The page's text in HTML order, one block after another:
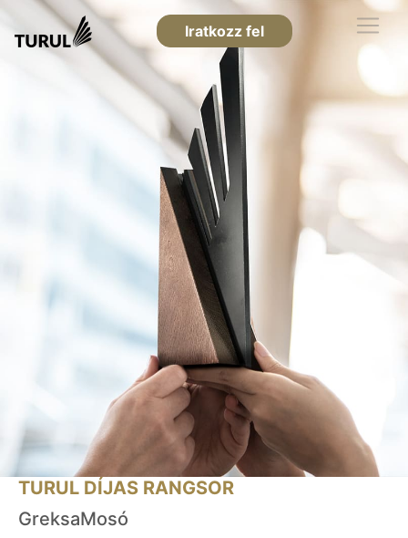
Iratkozz fel
TURUL DÍJAS RANGSOR
GreksaMosó